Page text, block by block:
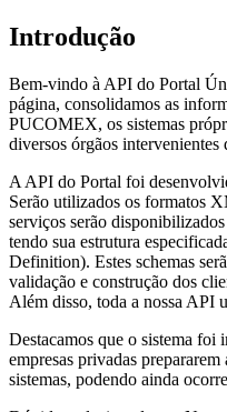
Introdução
Bem-vindo à API do Portal
página, consolidamos as
PUCOMEX, os sistemas
diversos órgãos
A API do Portal foi
Serão utilizados os formatos
serviços serão
tendo sua estrutura
Definition). Estes schemas
validação e construção dos
Além disso, toda a nossa API
Destacamos que o sistema foi
empresas privadas prepararem
sistemas, podendo ainda